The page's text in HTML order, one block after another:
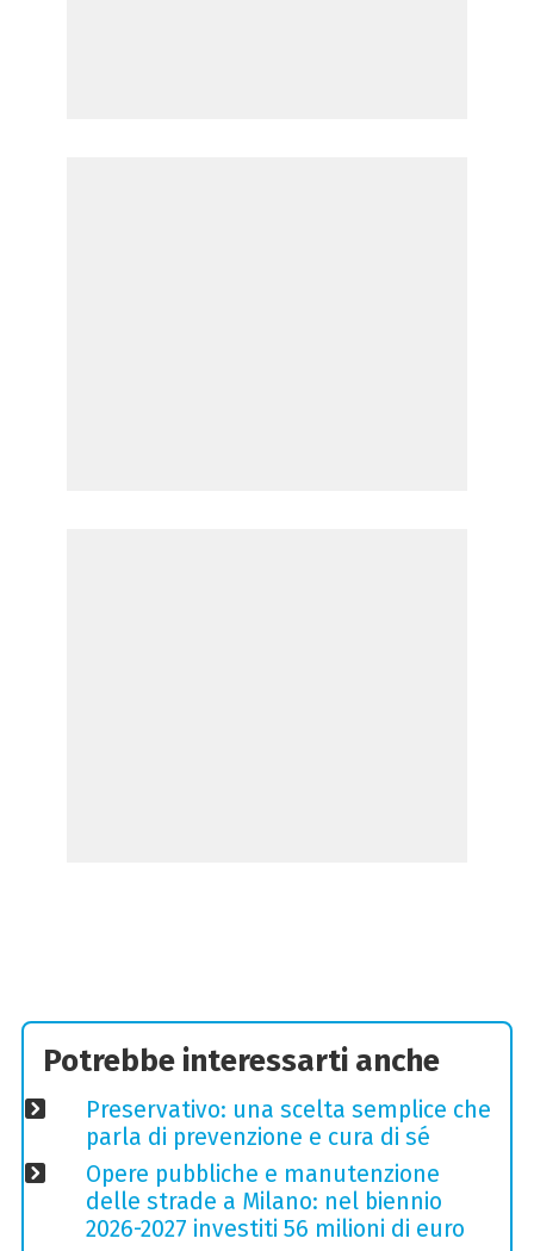
Potrebbe interessarti anche
Preservativo: una scelta semplice che
parla di prevenzione e cura di sé
Opere pubbliche e manutenzione
delle strade a Milano: nel biennio
2026-2027 investiti 56 milioni di euro